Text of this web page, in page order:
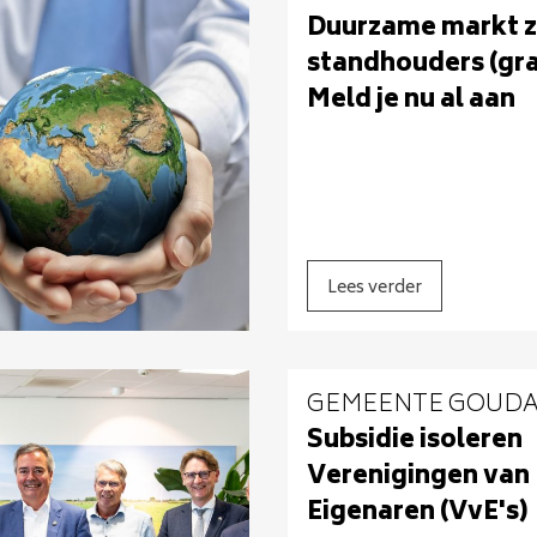
Duurzame markt
standhouders
Meld je nu al aan
Lees verder
GEMEENTE
Subsidie isoleren
Verenigingen van
Eigenaren (VvE's)